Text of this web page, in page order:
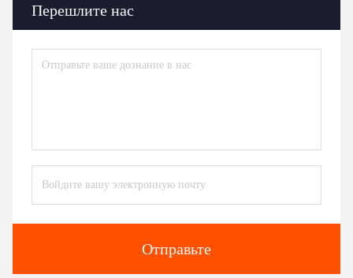
Перешлите нас
Отправьте